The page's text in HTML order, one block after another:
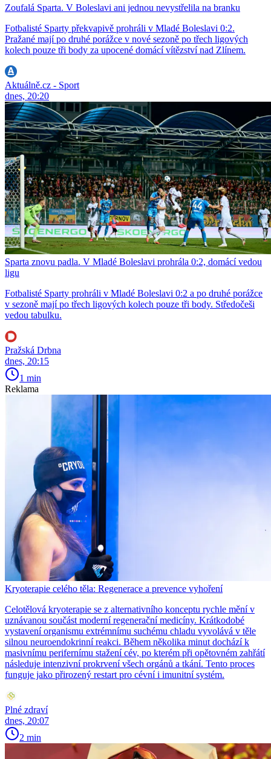
Zoufalá Sparta. V Boleslavi ani jednou nevystřelila na branku
Fotbalisté Sparty překvapivě prohráli v Mladé Boleslavi 0:2.
Pražané mají po druhé porážce v nové sezoně po třech ligových
kolech pouze tři body za upocené domácí vítězství nad Zlínem.
Aktuálně.cz - Sport
dnes, 20:20
Sparta znovu padla. V Mladé Boleslavi prohrála 0:2, domácí vedou
ligu
Fotbalisté Sparty prohráli v Mladé Boleslavi 0:2 a po druhé porážce
v sezoně mají po třech ligových kolech pouze tři body. Středočeši
vedou tabulku.
Pražská Drbna
dnes, 20:15
1 min
Reklama
Kryoterapie celého těla: Regenerace a prevence vyhoření
Celotělová kryoterapie se z alternativního konceptu rychle mění v
uznávanou součást moderní regenerační medicíny. Krátkodobé
vystavení organismu extrémnímu suchému chladu vyvolává v těle
silnou neuroendokrinní reakci. Během několika minut dochází k
masivnímu perifernímu stažení cév, po kterém při opětovném zahřátí
následuje intenzivní prokrvení všech orgánů a tkání. Tento proces
funguje jako přirozený restart pro cévní i imunitní systém.
Plné zdraví
dnes, 20:07
2 min